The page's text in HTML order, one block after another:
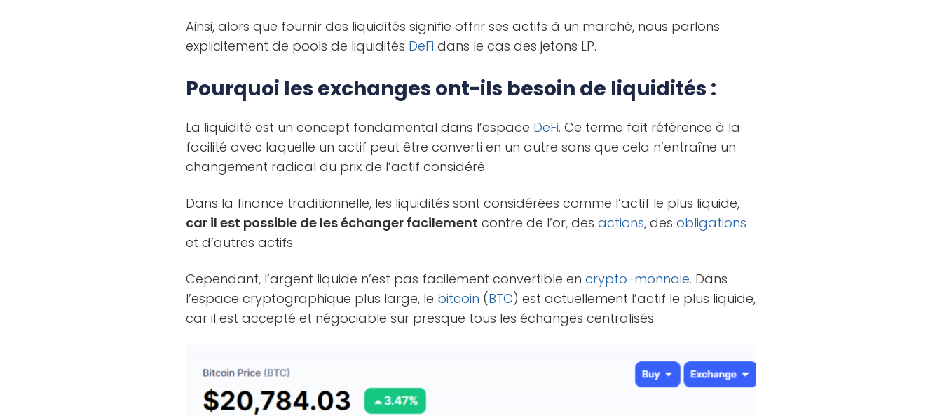
Ainsi, alors que fournir des liquidités signifie offrir ses actifs à un marché, nous parlons
explicitement de pools de liquidités DeFi dans le cas des jetons LP.
Pourquoi les exchanges ont-ils besoin de liquidités :
La liquidité est un concept fondamental dans l’espace DeFi. Ce terme fait référence à la
facilité avec laquelle un actif peut être converti en un autre sans que cela n’entraîne un
changement radical du prix de l’actif considéré.
Dans la finance traditionnelle, les liquidités sont considérées comme l’actif le plus liquide,
car il est possible de les échanger facilement contre de l’or, desactions, desobligations
et d’autres actifs.
Cependant, l’argent liquide n’est pas facilement convertible encrypto-monnaie. Dans
l’espace cryptographique plus large, le bitcoin (BTC) est actuellement l’actif le plus liquide,
car il est accepté et négociable sur presque tous les échanges centralisés.